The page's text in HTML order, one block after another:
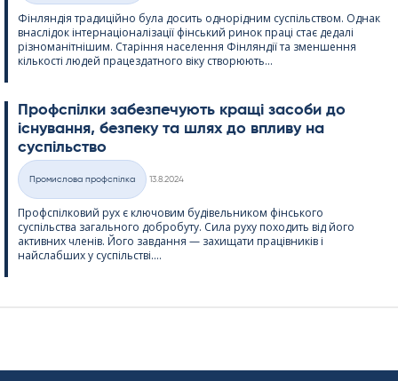
Фінляндія традиційно була досить однорідним суспільством. Однак
внаслідок інтернаціоналізації фінський ринок праці стає дедалі
різноманітнішим. Старіння населення Фінляндії та зменшення
кількості людей працездатного віку створюють...
Профспілки забезпечують кращі засоби до
існування, безпеку та шлях до впливу на
суспільство
Категорії
Промислова профспілка
13.8.2024
Профспілковий рух є ключовим будівельником фінського
суспільства загального добробуту. Сила руху походить від його
активних членів. Його завдання — захищати працівників і
найслабших у суспільстві....